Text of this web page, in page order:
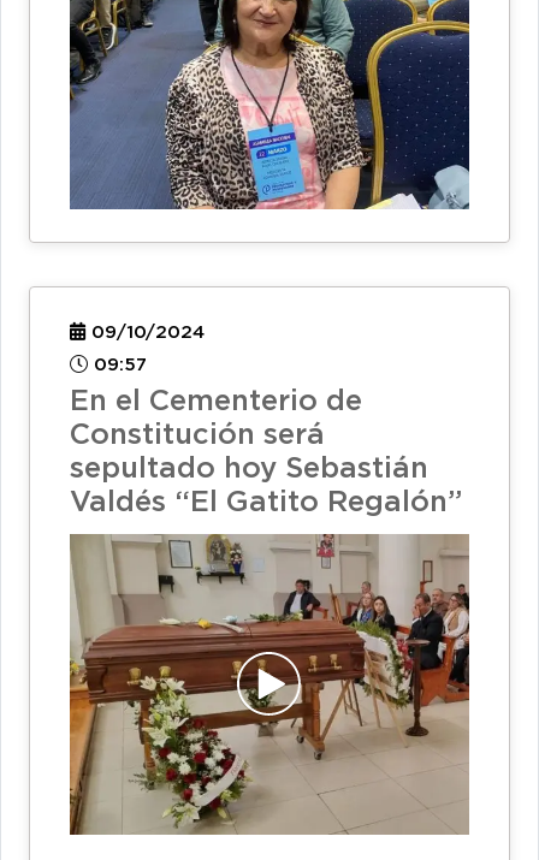
09/10/2024
09:57
En el Cementerio de
Constitución será
sepultado hoy Sebastián
Valdés “El Gatito Regalón”